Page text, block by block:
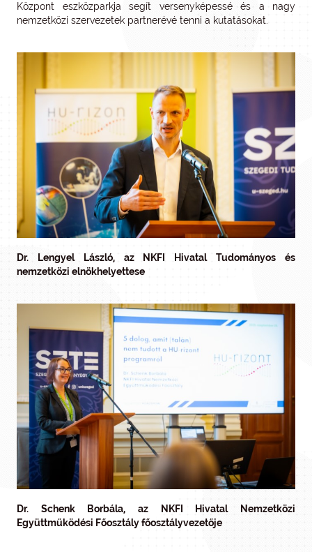
Központ eszközparkja segít versenyképessé és a nagy
nemzetközi szervezetek partnerévé tenni a kutatásokat.
Dr. Lengyel László, az NKFI Hivatal Tudományos és
nemzetközi elnökhelyettese
Dr. Schenk Borbála, az NKFI Hivatal Nemzetközi
Együttműködési Főosztály főosztályvezetője